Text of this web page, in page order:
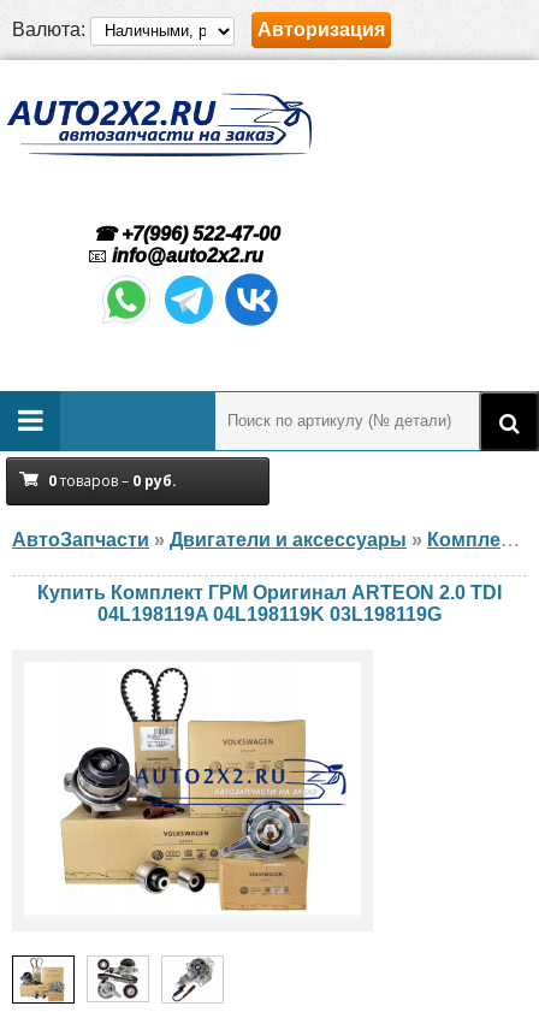
Валюта: Авторизация
☎ +7(996) 522-47-00
📧 info@auto2x2.ru
0товаров – 0 руб.
АвтоЗапчасти » Двигатели и аксессуары » Комплект ГРМ
Купить Комплект ГРМ Оригинал ARTEON 2.0 TDI
04L198119A 04L198119K 03L198119G